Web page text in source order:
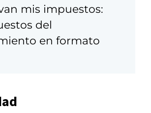
mis impuestos:
del
en formato